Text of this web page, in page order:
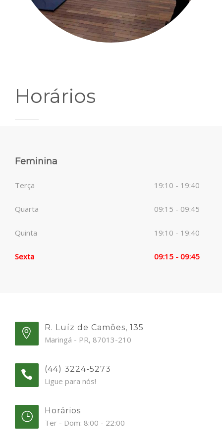
Horários
Feminina
Terça 19:10 - 19:40
Quarta 09:15 - 09:45
Quinta 19:10 - 19:40
Sexta 09:15 - 09:45
R. Luíz de Camões, 135
Maringá - PR, 87013-210
(44) 3224-5273
Ligue para nós!
Horários
Ter - Dom: 8:00 - 22:00